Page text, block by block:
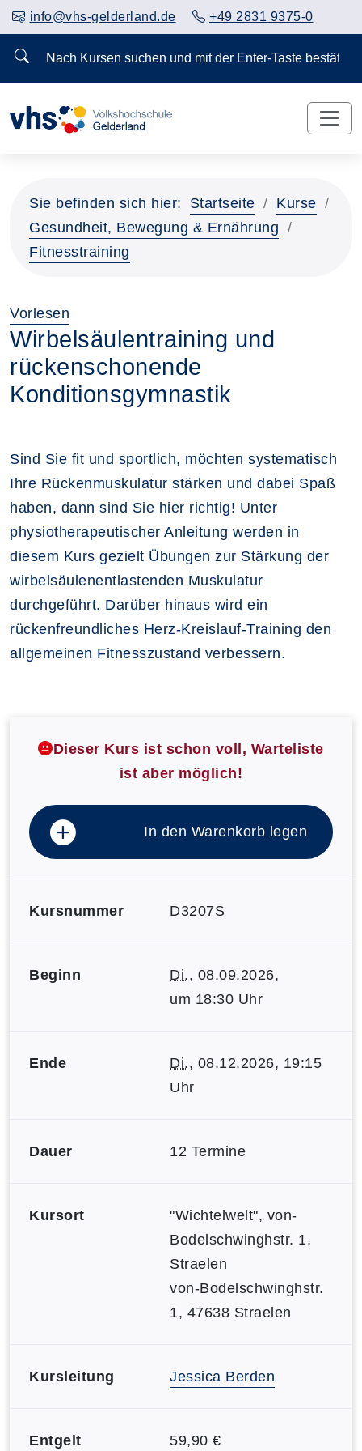
info@vhs-gelderland.de +49 2831 9375-0
Nach Kursen suchen und mit der Enter-Taste
Sie befinden sich hier: Startseite
Kurse
Gesundheit, Bewegung & Ernährung
Fitnesstraining
Vorlesen
Wirbelsäulentraining und
rückenschonende
Konditionsgymnastik
Sind Sie fit und sportlich, möchten systematisch
Ihre Rückenmuskulatur stärken und dabei Spaß
haben, dann sind Sie hier richtig! Unter
physiotherapeutischer Anleitung werden in
diesem Kurs gezielt Übungen zur Stärkung der
wirbelsäulenentlastenden Muskulatur
durchgeführt. Darüber hinaus wird ein
rückenfreundliches Herz-Kreislauf-Training den
allgemeinen Fitnesszustand verbessern.
Dieser Kurs ist schon voll, Warteliste
ist aber möglich!
In den Warenkorb legen
Kursnummer D3207S
Beginn Di., 08.09.2026,
um 18:30 Uhr
Ende Di., 08.12.2026, 19:15
Uhr
Dauer 12 Termine
Kursort
"Wichtelwelt", von-
Bodelschwinghstr. 1,
Straelen
von-Bodelschwinghstr.
1, 47638 Straelen
Kursleitung Jessica Berden
Entgelt 59,90 €